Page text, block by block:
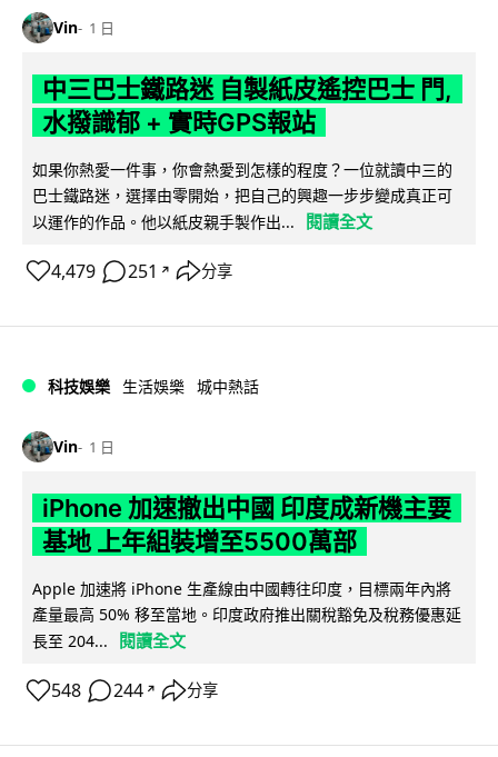
Vin 1 日
中三巴士鐵路迷 自製紙皮遙控巴士 門,
水撥識郁 + 實時GPS報站
如果你熱愛一件事，你會熱愛到怎樣的程度？一位就讀中三的
巴士鐵路迷，選擇由零開始，把自己的興趣一步步變成真正可
以運作的作品。他以紙皮親手製作出...
閱讀全文
4,479 251 ↗ 分享
科技娛樂 生活娛樂 城中熱話
Vin 1 日
iPhone 加速撤出中國 印度成新機主要
基地 上年組裝增至5500萬部
Apple 加速將 iPhone 生產線由中國轉往印度，目標兩年內將
產量最高 50% 移至當地。印度政府推出關稅豁免及稅務優惠延
長至 204...
閱讀全文
548 244 ↗ 分享